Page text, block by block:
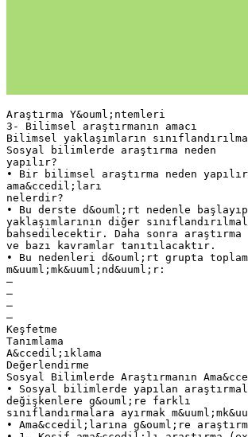
Araştırma Y&ouml;ntemleri
3- Bilimsel araştırmanın amacı
Bilimsel yaklaşımların
Sosyal bilimlerde araştırma neden
yapılır?
• Bir bilimsel araştırma neden
ama&ccedil;ları
nelerdir?
• Bu derste d&ouml;rt nedenle
yaklaşımlarının diğer
bahsedilecektir. Daha sonra araştırma
ve bazı kavramlar tanıtılacaktır.
• Bu nedenleri d&ouml;rt grupta
m&uuml;mk&uuml;nd&uuml;r:
–
–
–
–
Keşfetme
Tanımlama
A&ccedil;ıklama
Değerlendirme
Sosyal Bilimlerde Araştırmanın
• Sosyal bilimlerde yapılan
değişkenlere g&ouml;re farklı
sınıflandırmalara ayırmak
• Ama&ccedil;larına g&ouml;re